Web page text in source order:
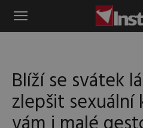
Instinkt
Blíží se svátek
zlepšit sexuální